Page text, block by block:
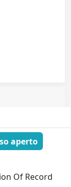
aperto
Of Record